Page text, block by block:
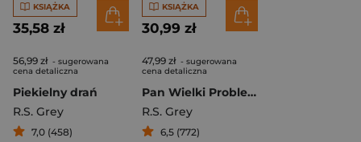
KSIĄŻKA
35,58 zł
56,99 zł - sugerowana
cena detaliczna
Piekielny drań
R.S. Grey
7,0 (458)
KSIĄŻKA
30,99 zł
47,99 zł - sugerowana
cena detaliczna
Pan Wielki Problem
R.S. Grey
6,5 (772)